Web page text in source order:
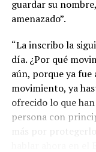
guardar su
amenazado”.
“La inscribo la
día. ¿Por qué
aún, porque ya
movimiento, ya
ofrecido lo que
persona con
más por